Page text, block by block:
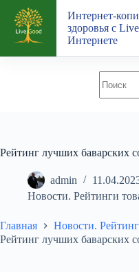
Перейти
сути
Интернет-
здоровья с
Интернете
Рейтинг лучших баварских
admin
Новости. Рейтинги
Главная
Новости.
Рейтинг лучших баварских